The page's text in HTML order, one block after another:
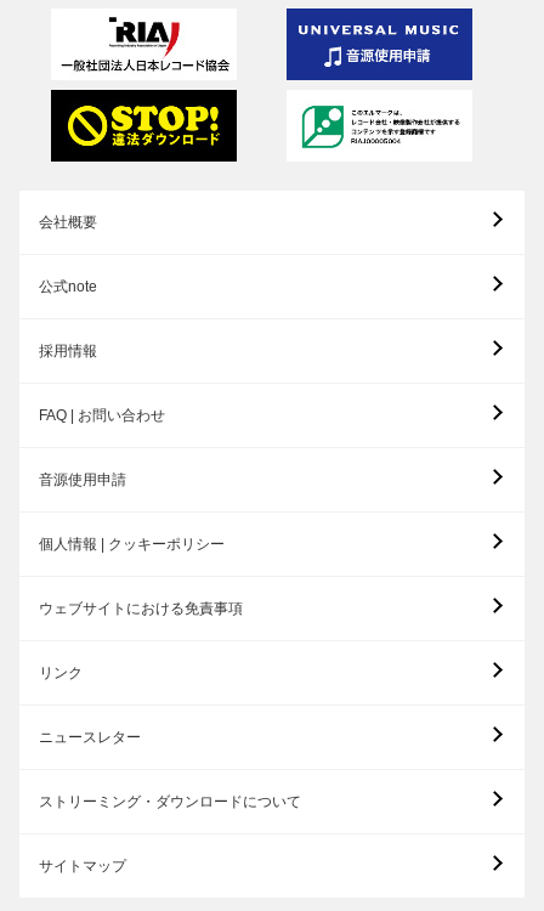
会社概要
公式note
採用情報
FAQ | お問い合わせ
音源使用申請
個人情報 | クッキーポリシー
ウェブサイトにおける免責事項
リンク
ニュースレター
ストリーミング・ダウンロードについて
サイトマップ